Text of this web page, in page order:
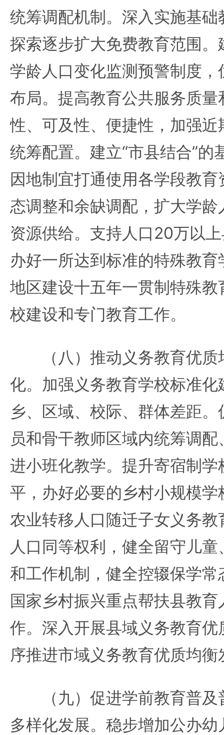
统筹调配机制。深入实施基
探索逐步扩大免费教育范围
学龄人口变化监测预警制度
布局。提高教育公共服务质
性、可及性、便捷性，加强
统筹配置。建立“市县结合”的
因地制宜打通使用各学段教
态调整和余缺调配，扩大学
资源供给。支持人口20万以
办好一所达到标准的特殊教
地区建设十五年一贯制特殊
校建设和专门教育工作。
（八）推动义务教育优质
化。加强义务教育学校标准
乡、区域、校际、群体差距
员和骨干教师区域内统筹调
进小班化教学。提升寄宿制
平，办好必要的乡村小规模
农业转移人口随迁子女义务
人口同等权利，健全留守儿
和工作机制，健全控辍保学
国家乡村振兴重点帮扶县教育
作。深入开展县域义务教育
序推进市域义务教育优质均衡
（九）促进学前教育普及
多样化发展。稳步增加公办